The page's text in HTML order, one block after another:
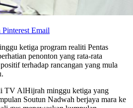
Pinterest Email
ketiga program realiti Pentas
penonton yang rata-rata
terhadap rancangan yang mula
TV AlHijrah minggu ketiga yang
Soutun Nadwah berjaya mara ke